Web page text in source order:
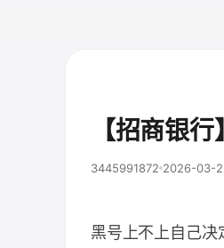
【招商银
3445991872 2026-03-
黑号上不上自己决